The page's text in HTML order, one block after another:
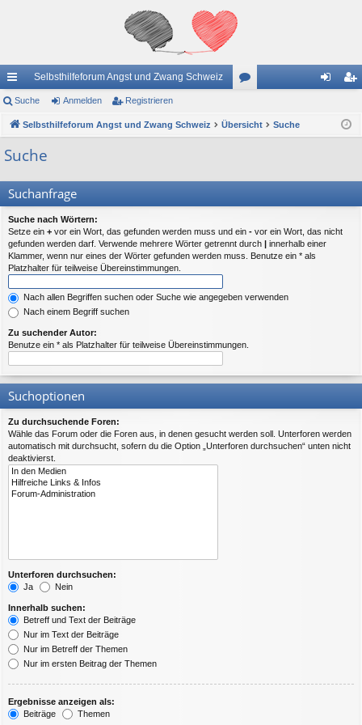
ch
ne
llz
riff
Selbsthilfeforum Angst und Zwang Schweiz
en ist
Suche Anmelden Registrieren
Selbsthilfeforum Angst und Zwang Schweiz Übersicht Suche
Suche
Suchanfrage
Suche nach Wörtern:
Setze ein + vor ein Wort, das gefunden werden muss und ein - vor ein Wort, das nicht
gefunden werden darf. Verwende mehrere Wörter getrennt durch | innerhalb einer
Klammer, wenn nur eines der Wörter gefunden werden muss. Benutze ein * als
Platzhalter für teilweise Übereinstimmungen.
Nach allen Begriffen suchen oder Suche wie angegeben verwenden
Nach einem Begriff suchen
Zu suchender Autor:
Benutze ein * als Platzhalter für teilweise Übereinstimmungen.
Suchoptionen
Zu durchsuchende Foren:
Wähle das Forum oder die Foren aus, in denen gesucht werden soll. Unterforen werden
automatisch mit durchsucht, sofern du die Option „Unterforen durchsuchen“ unten nicht
deaktivierst.
Unterforen durchsuchen:
Ja
Nein
Innerhalb suchen:
Betreff und Text der Beiträge
Nur im Text der Beiträge
Nur im Betreff der Themen
Nur im ersten Beitrag der Themen
Ergebnisse anzeigen als:
Beiträge
Themen